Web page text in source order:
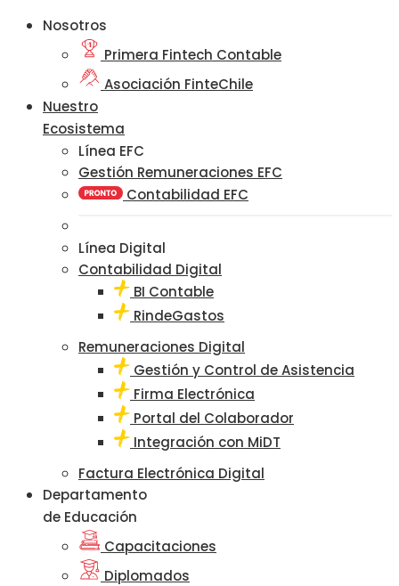
Nosotros
Primera Fintech Contable
Asociación FinteChile
Nuestro
Ecosistema
Línea EFC
Gestión Remuneraciones EFC
Contabilidad EFC
Línea Digital
Contabilidad Digital
BI Contable
RindeGastos
Remuneraciones Digital
Gestión y Control de Asistencia
Firma Electrónica
Portal del Colaborador
Integración con MiDT
Factura Electrónica Digital
Departamento
de Educación
Capacitaciones
Diplomados